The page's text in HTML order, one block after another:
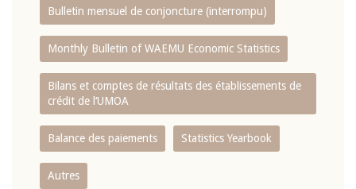
Bulletin mensuel de conjoncture (interrompu)
Monthly Bulletin of WAEMU Economic Statistics
Bilans et comptes de résultats des établissements de
crédit de l‘UMOA
Balance des paiements Statistics Yearbook
Autres